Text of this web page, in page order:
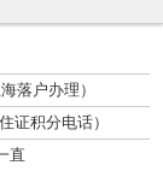
落户办理）
证积分电话）
直